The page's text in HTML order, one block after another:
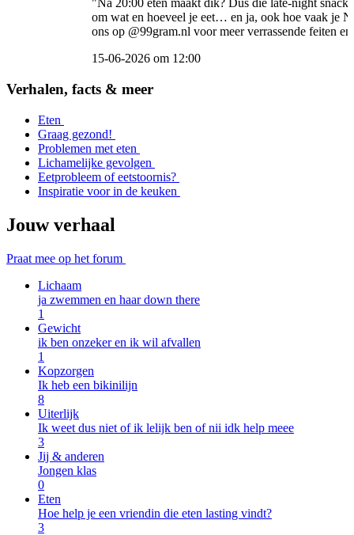
"Na 20:00 eten maakt dik? Dus die late-night
om wat en hoeveel je eet… en ja, ook hoe vaak je
ons op @99gram.nl voor meer verrassende feiten
15-06-2026 om 12:00
2
Verhalen, facts & meer
Eten
Graag gezond!
Problemen met eten
Lichamelijke gevolgen
Eetprobleem of eetstoornis?
Inspiratie voor in de keuken
Jouw verhaal
Praat mee op het forum
Lichaam
ja zwemmen en haar down there
1
Gewicht
ik ben onzeker en ik wil afvallen
1
Kopzorgen
Ik heb een bikinilijn
8
Uiterlijk
Ik weet dus niet of ik lelijk ben of nii idk help meee
3
Jij & anderen
Jongen klas
0
Eten
Hoe help je een vriendin die eten lasting vindt?
3